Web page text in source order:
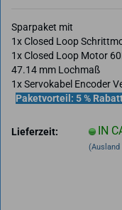
Sparpaket mit
1x Closed Loop
1x Closed Loop Motor
47.14 mm Lochmaß
1x Servokabel Encoder
Paketvorteil: 5 %
Lieferzeit: IN
(Ausland